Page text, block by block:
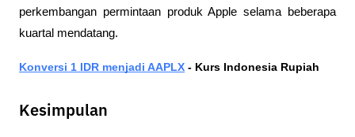
perkembangan permintaan produk Apple selama beberapa
kuartal mendatang.
Konversi 1 IDR menjadi AAPLX - Kurs Indonesia Rupiah
Kesimpulan